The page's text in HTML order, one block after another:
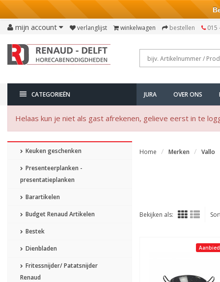
mijn account verlanglijst winkelwagen bestellen 015
CATEGORIEËN JURA OVER ONS
Helaas kun je niet als gast afrekenen, gelieve eerst in te
Keuken geschenken
Presenteerplanken -
presentatieplanken
Barartikelen
Budget Renaud Artikelen
Bestek
Dienbladen
Fritessnijder/ Patatsnijder
Renaud
Home Merken Vallo
Bekijken als: